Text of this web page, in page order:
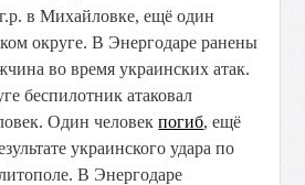
в Михайловке, ещё один
округе. В Энергодаре ранены
во время украинских атак.
беспилотник атаковал
Один человекпогиб, ещё
украинского удара по
В Энергодаре